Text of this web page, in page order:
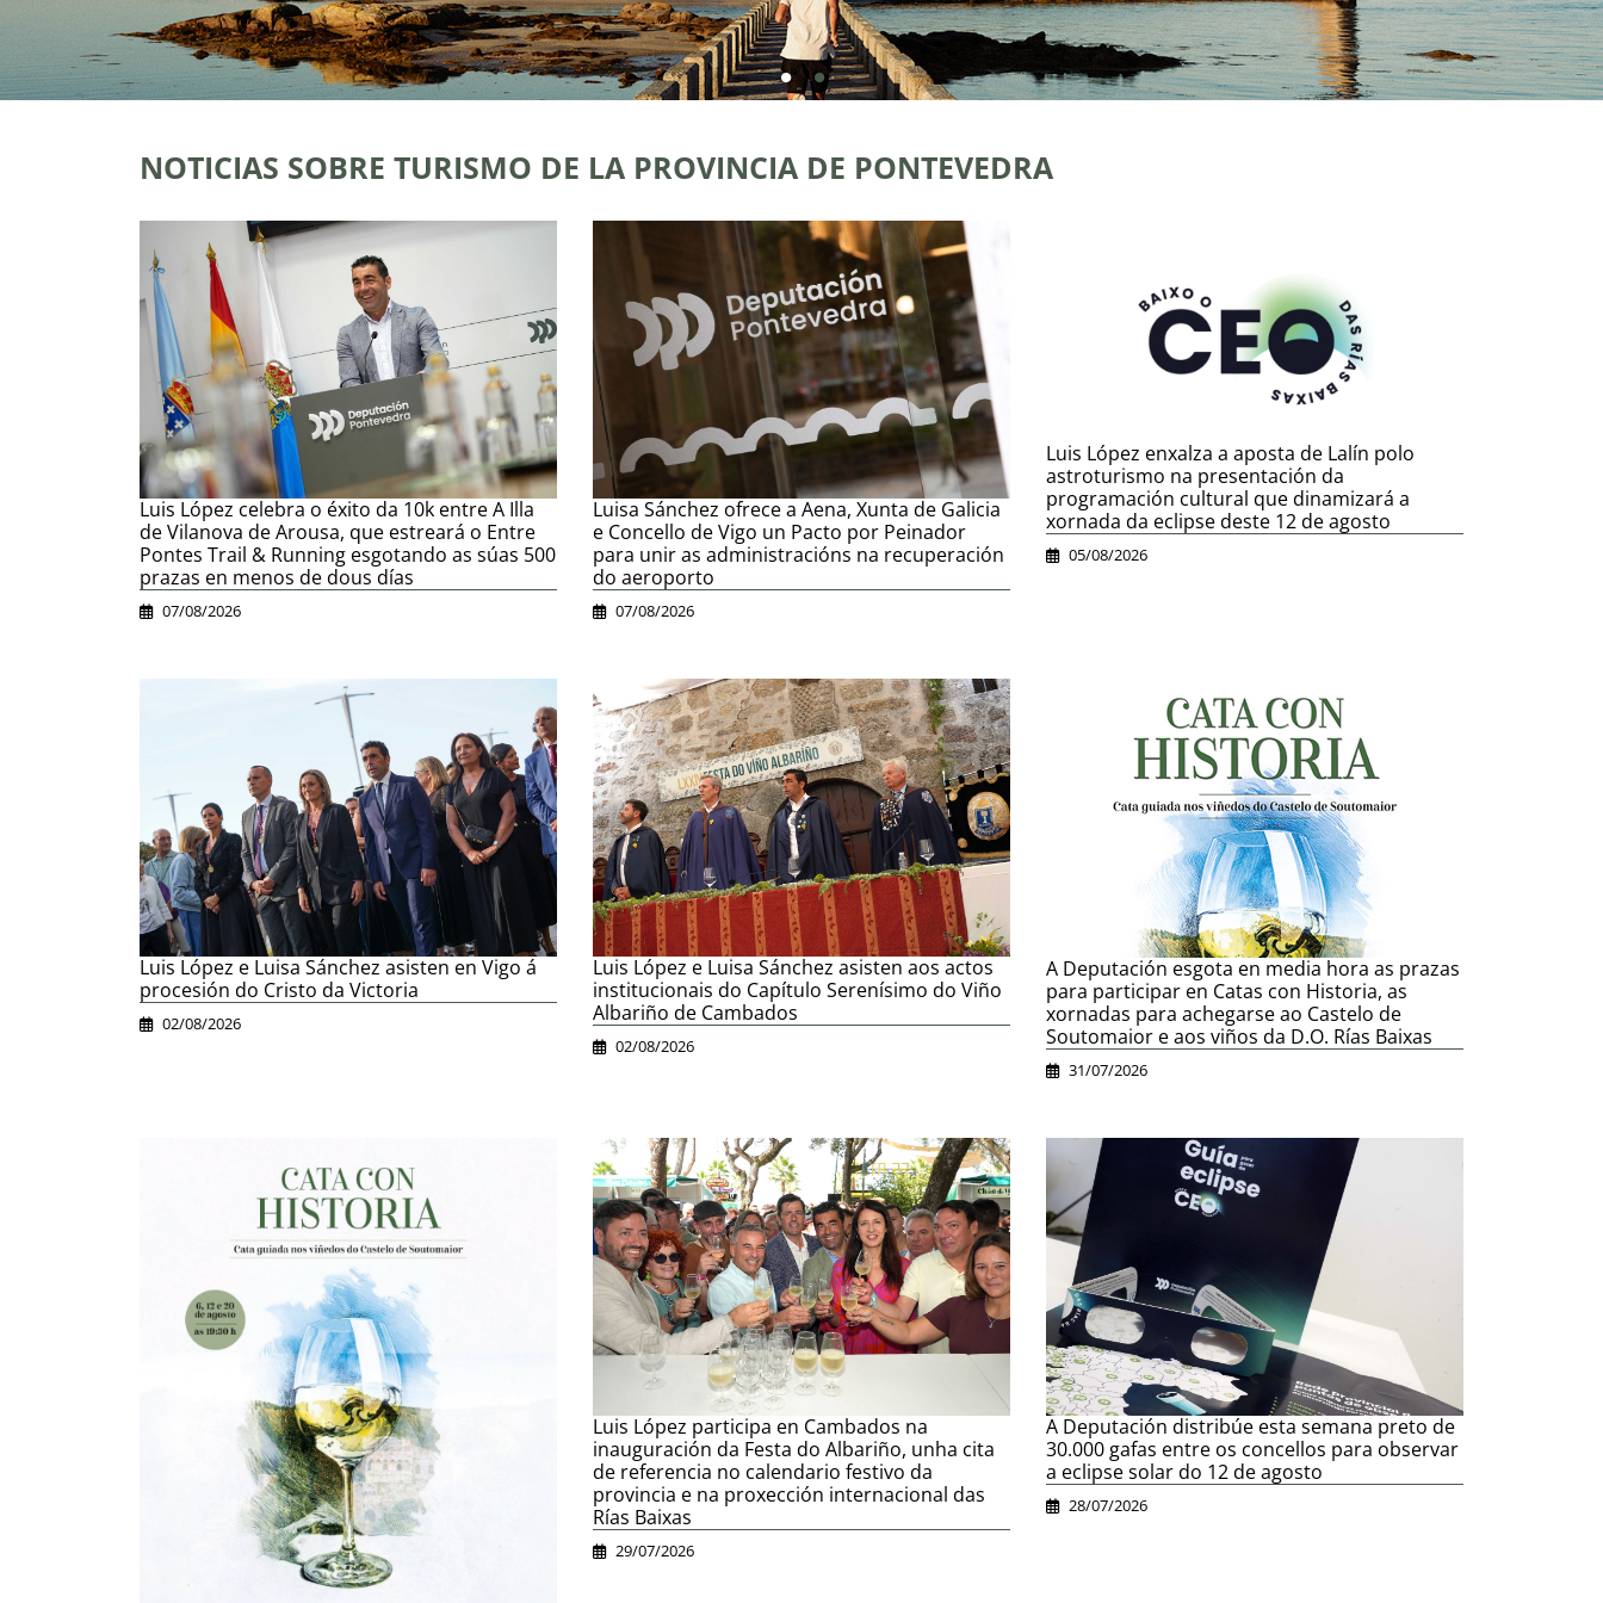
NOTICIAS SOBRE TURISMO DE LA PROVINCIA DE PONTEVEDRA
Luis López celebra o éxito da 10k entre A Illa
de Vilanova de Arousa, que estreará o Entre
Pontes Trail & Running esgotando as súas 500
prazas en menos de dous días
07/08/2026
Luisa Sánchez ofrece a Aena, Xunta de Galicia
e Concello de Vigo un Pacto por Peinador
para unir as administracións na recuperación
do aeroporto
07/08/2026
Luis López enxalza a aposta de Lalín polo
astroturismo na presentación da
programación cultural que dinamizará a
xornada da eclipse deste 12 de agosto
05/08/2026
Luis López e Luisa Sánchez asisten en Vigo á
procesión do Cristo da Victoria
02/08/2026
Luis López e Luisa Sánchez asisten aos actos
institucionais do Capítulo Serenísimo do Viño
Albariño de Cambados
02/08/2026
A Deputación esgota en media hora as prazas
para participar en Catas con Historia, as
xornadas para achegarse ao Castelo de
Soutomaior e aos viños da D.O. Rías Baixas
31/07/2026
Luis López participa en Cambados na
inauguración da Festa do Albariño, unha cita
de referencia no calendario festivo da
provincia e na proxección internacional das
Rías Baixas
29/07/2026
A Deputación distribúe esta semana preto de
30.000 gafas entre os concellos para observar
a eclipse solar do 12 de agosto
28/07/2026